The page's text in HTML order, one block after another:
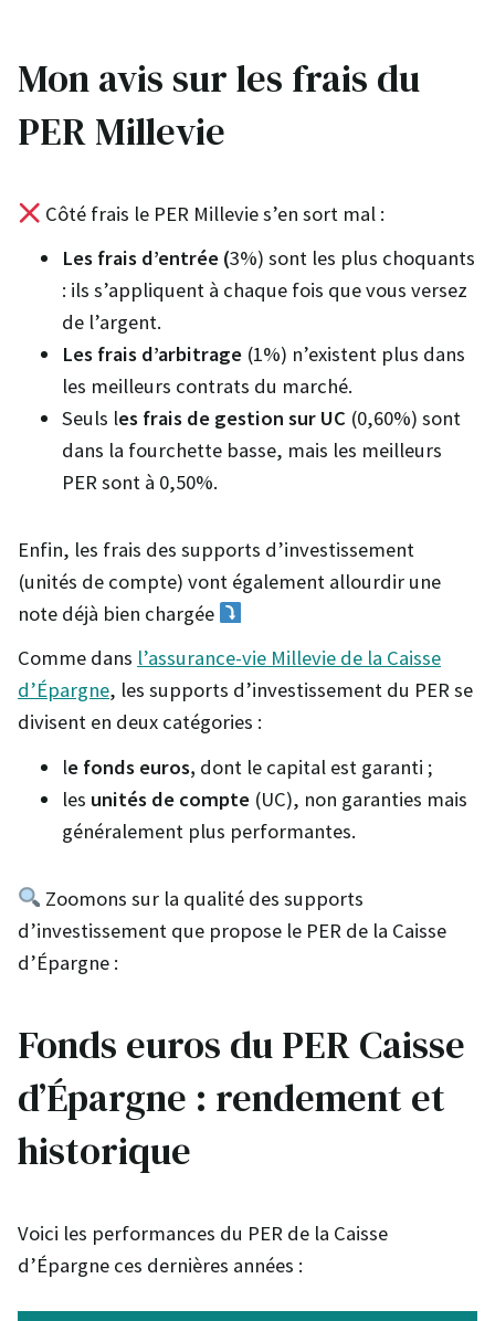
Mon avis sur les frais du
PER Millevie
Côté frais le PER Millevie s’en sort mal :
Les frais d’entrée (3%) sont les plus choquants
: ils s’appliquent à chaque fois que vous versez
de l’argent.
Les frais d’arbitrage (1%) n’existent plus dans
les meilleurs contrats du marché.
Seuls les frais de gestion sur UC (0,60%) sont
dans la fourchette basse, mais les meilleurs
PER sont à 0,50%.
Enfin, les frais des supports d’investissement
(unités de compte) vont également allourdir une
note déjà bien chargée
Comme dans l’assurance-vie Millevie de la Caisse
d’Épargne, les supports d’investissement du PER se
divisent en deux catégories :
le fonds euros, dont le capital est garanti ;
les unités de compte (UC), non garanties mais
généralement plus performantes.
Zoomons sur la qualité des supports
d’investissement que propose le PER de la Caisse
d’Épargne :
Fonds euros du PER Caisse
d’Épargne : rendement et
historique
Voici les performances du PER de la Caisse
d’Épargne ces dernières années :